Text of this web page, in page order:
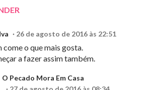
26 de agosto de 2016 às 22:51
come o que mais gosta.
a fazer assim também.
O Pecado Mora Em Casa